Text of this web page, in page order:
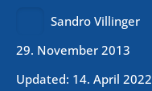
Sandro Villinger
29. November 2013
Updated: 14. April 2022